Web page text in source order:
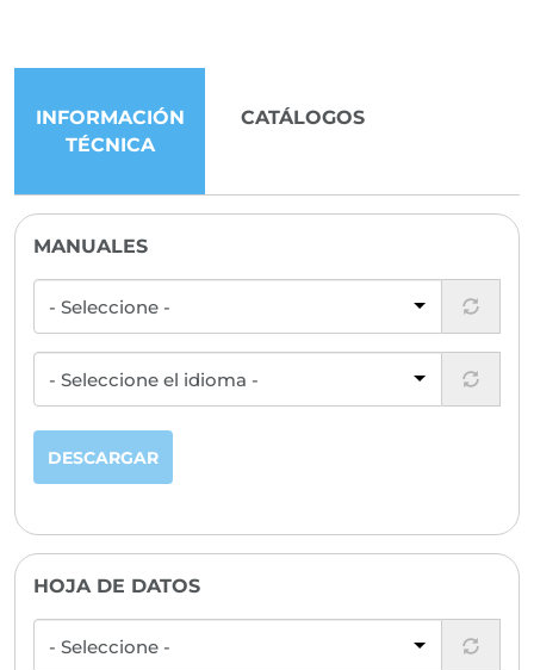
INFORMACIÓN
TÉCNICA
CATÁLOGOS
MANUALES
DESCARGAR
HOJA DE DATOS